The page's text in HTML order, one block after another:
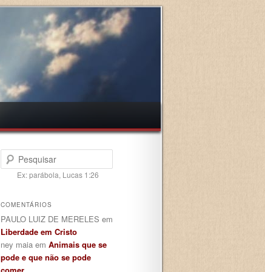
Pesquisar
Ex: parábola, Lucas 1:26
COMENTÁRIOS
PAULO LUIZ DE MERELES em
Liberdade em Cristo
ney maia em Animais que se
pode e que não se pode
comer